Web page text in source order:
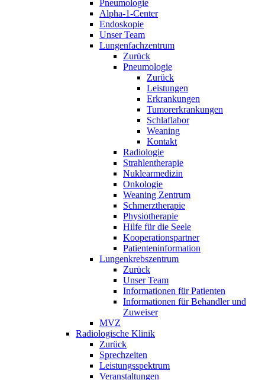
Pneumologie
Alpha-1-Center
Endoskopie
Unser Team
Lungenfachzentrum
Zurück
Pneumologie
Zurück
Leistungen
Erkrankungen
Tumorerkrankungen
Schlaflabor
Weaning
Kontakt
Radiologie
Strahlentherapie
Nuklearmedizin
Onkologie
Weaning Zentrum
Schmerztherapie
Physiotherapie
Hilfe für die Seele
Kooperationspartner
Patienteninformation
Lungenkrebszentrum
Zurück
Unser Team
Informationen für Patienten
Informationen für Behandler und
Zuweiser
MVZ
Radiologische Klinik
Zurück
Sprechzeiten
Leistungsspektrum
Veranstaltungen